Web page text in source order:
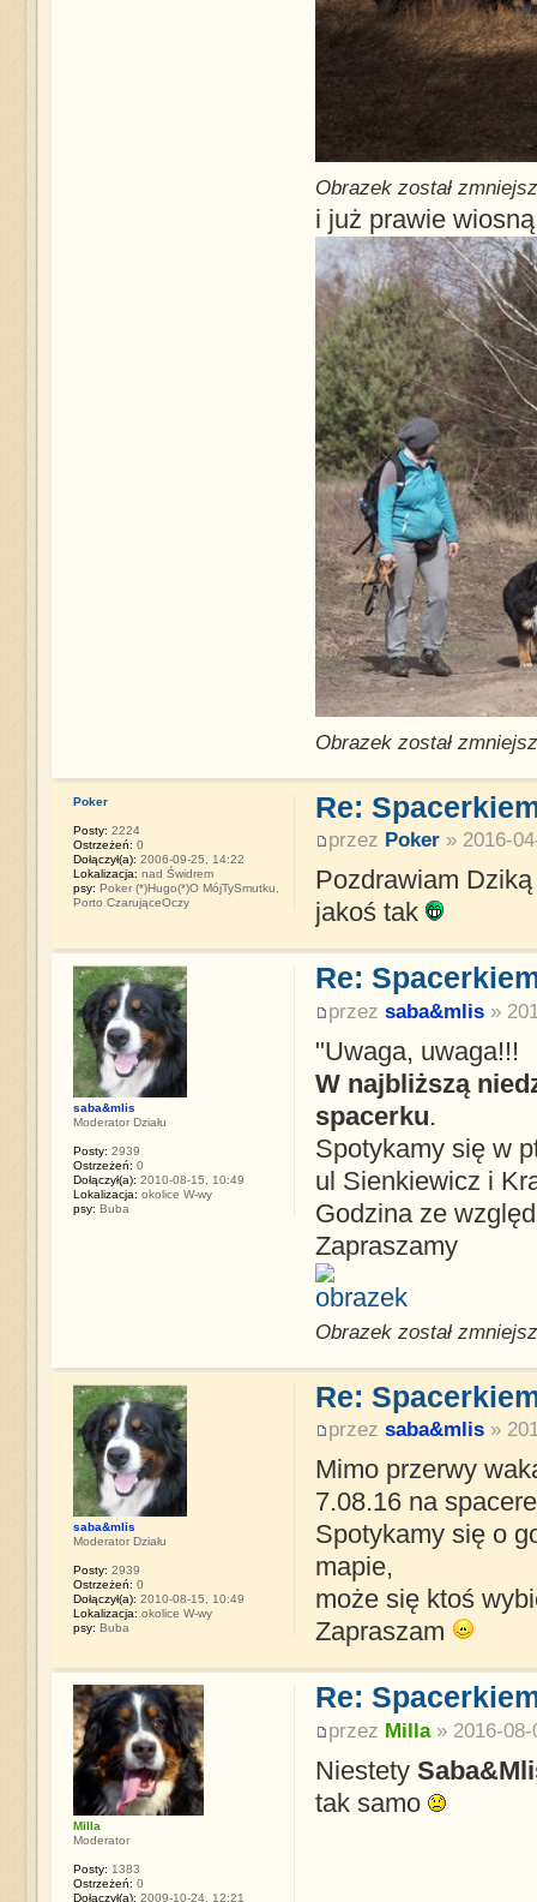
Obrazek został
i już prawie
Obrazek został
Re:
przez Poker» 2016-
Pozdrawiam
jakoś tak
Poker
Posty: 2224
Ostrzeżeń: 0
Dołączył(a): 2006-09-25, 14:22
Lokalizacja: nad Świdrem
psy: Poker (*)Hugo(*)O MójTySmutku,
Porto CzarująceOczy
Re:
przez saba&mlis»
"Uwaga, uwaga!!!
W najbliższą
spacerku.
Spotykamy się w
ul Sienkiewicz i
Godzina ze
Zapraszamy
Obrazek został
saba&mlis
Moderator Działu
Posty: 2939
Ostrzeżeń: 0
Dołączył(a): 2010-08-15, 10:49
Lokalizacja: okolice W-wy
psy: Buba
Re:
przez saba&mlis»
Mimo przerwy
7.08.16 na
Spotykamy się o
mapie,
może się ktoś
Zapraszam
saba&mlis
Moderator Działu
Posty: 2939
Ostrzeżeń: 0
Dołączył(a): 2010-08-15, 10:49
Lokalizacja: okolice W-wy
psy: Buba
Re:
przez Milla» 2016-08-
Niestety
tak samo
Milla
Moderator
Posty: 1383
Ostrzeżeń: 0
Dołączył(a): 2009-10-24, 12:21